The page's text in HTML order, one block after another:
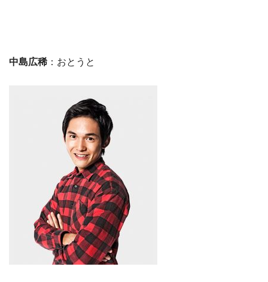
中島広稀 ：おとうと